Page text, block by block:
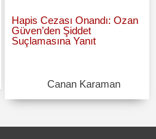
Hapis Cezası Onandı: Ozan
Güven’den Şiddet
Suçlamasına Yanıt
Canan Karaman